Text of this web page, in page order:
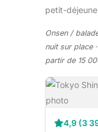
petit-
Onsen /
nuit sur place
partir de 15
4,9 (3